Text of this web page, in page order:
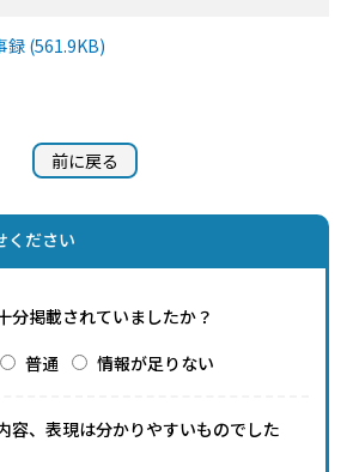
録 (561.9KB)
前に戻る
ください
分掲載されていましたか？
普通 情報が足りない
容、表現は分かりやすいものでした